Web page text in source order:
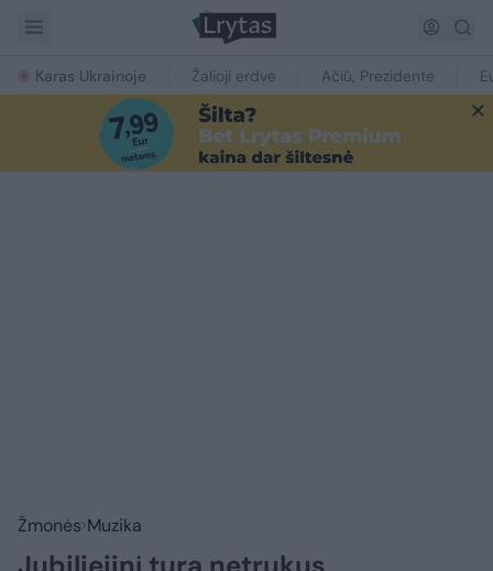
Karas Ukrainoje Žalioji erdvė Ačiū, Prezidente
Žmonės Muzika